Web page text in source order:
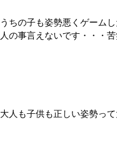
うちの子も姿勢悪くゲーム
人の事言えないです・・・
大人も子供も正しい姿勢っ